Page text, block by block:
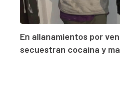
En allanamientos por
secuestran cocaína y